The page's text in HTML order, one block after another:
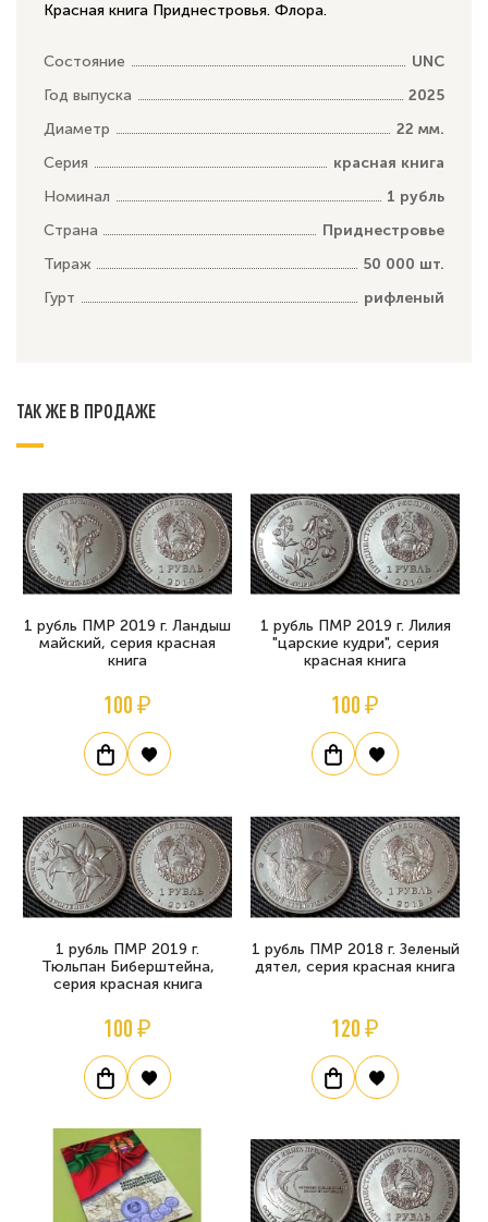
Красная книга Приднестровья. Флора.
Состояние
UNC
Год выпуска
2025
Диаметр
22 мм.
Серия
красная книга
Номинал
1 рубль
Страна
Приднестровье
Тираж
50 000 шт.
Гурт
рифленый
ТАК ЖЕ В ПРОДАЖЕ
1 рубль ПМР 2019 г. Ландыш
майский, серия красная
книга
100 ₽
1 рубль ПМР 2019 г. Лилия
"царские кудри", серия
красная книга
100 ₽
1 рубль ПМР 2019 г.
Тюльпан Биберштейна,
серия красная книга
100 ₽
1 рубль ПМР 2018 г. Зеленый
дятел, серия красная книга
120 ₽